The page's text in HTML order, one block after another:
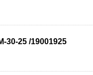
30-25 /19001925